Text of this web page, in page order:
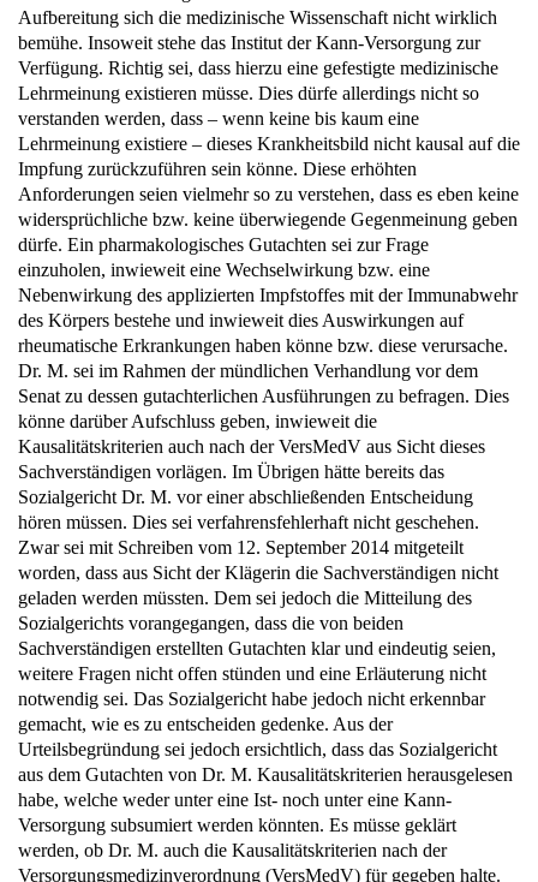
bemühe. Insoweit stehe das Institut der Kann-Versorgung zur
Verfügung. Richtig sei, dass hierzu eine gefestigte medizinische
Lehrmeinung existieren müsse. Dies dürfe allerdings nicht so
verstanden werden, dass – wenn keine bis kaum eine
Lehrmeinung existiere – dieses Krankheitsbild nicht kausal auf die
Impfung zurückzuführen sein könne. Diese erhöhten
Anforderungen seien vielmehr so zu verstehen, dass es eben keine
widersprüchliche bzw. keine überwiegende Gegenmeinung geben
dürfe. Ein pharmakologisches Gutachten sei zur Frage
einzuholen, inwieweit eine Wechselwirkung bzw. eine
Nebenwirkung des applizierten Impfstoffes mit der Immunabwehr
des Körpers bestehe und inwieweit dies Auswirkungen auf
rheumatische Erkrankungen haben könne bzw. diese verursache.
Dr. M. sei im Rahmen der mündlichen Verhandlung vor dem
Senat zu dessen gutachterlichen Ausführungen zu befragen. Dies
könne darüber Aufschluss geben, inwieweit die
Kausalitätskriterien auch nach der VersMedV aus Sicht dieses
Sachverständigen vorlägen. Im Übrigen hätte bereits das
Sozialgericht Dr. M. vor einer abschließenden Entscheidung
hören müssen. Dies sei verfahrensfehlerhaft nicht geschehen.
Zwar sei mit Schreiben vom 12. September 2014 mitgeteilt
worden, dass aus Sicht der Klägerin die Sachverständigen nicht
geladen werden müssten. Dem sei jedoch die Mitteilung des
Sozialgerichts vorangegangen, dass die von beiden
Sachverständigen erstellten Gutachten klar und eindeutig seien,
weitere Fragen nicht offen stünden und eine Erläuterung nicht
notwendig sei. Das Sozialgericht habe jedoch nicht erkennbar
gemacht, wie es zu entscheiden gedenke. Aus der
Urteilsbegründung sei jedoch ersichtlich, dass das Sozialgericht
aus dem Gutachten von Dr. M. Kausalitätskriterien herausgelesen
habe, welche weder unter eine Ist- noch unter eine Kann-
Versorgung subsumiert werden könnten. Es müsse geklärt
werden, ob Dr. M. auch die Kausalitätskriterien nach der
Versorgungsmedizinverordnung (VersMedV) für gegeben halte.
Ferner gelte, dass vor der mündlichen Verhandlung keine